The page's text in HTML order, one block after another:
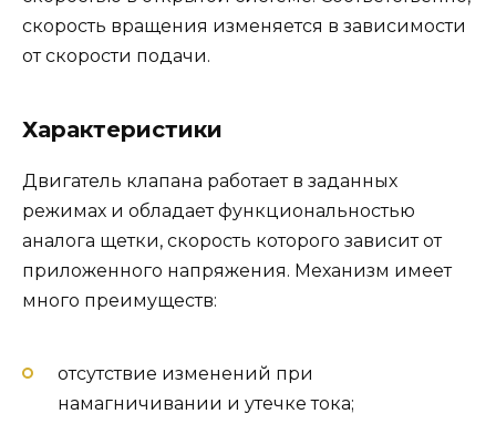
скорость вращения изменяется в зависимости
от скорости подачи.
Характеристики
Двигатель клапана работает в заданных
режимах и обладает функциональностью
аналога щетки, скорость которого зависит от
приложенного напряжения. Механизм имеет
много преимуществ:
отсутствие изменений при
намагничивании и утечке тока;